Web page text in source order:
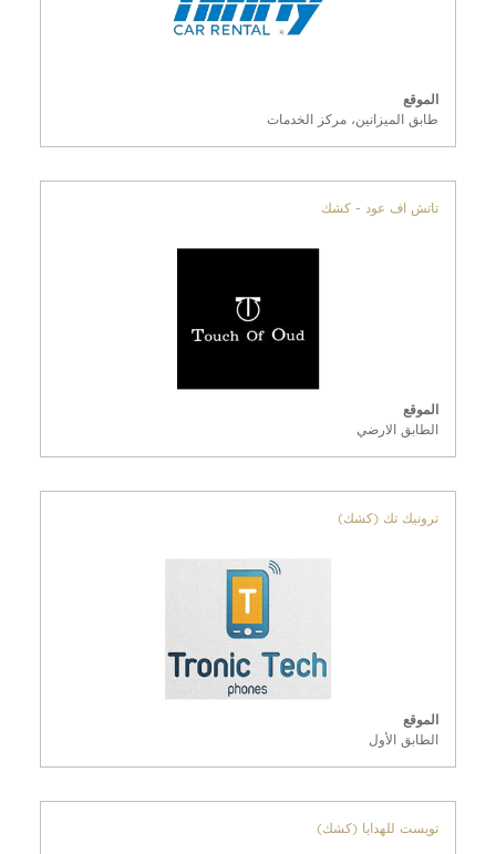
الموقع
طابق الميزانين، مركز الخدمات
تاتش اف عود - كشك
الموقع
الطابق الارضي
ترونيك تك (كشك)
الموقع
الطابق الأول
تويست للهدايا (كشك)